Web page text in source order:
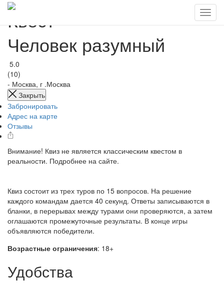
Квест
Человек разумный
5.0
(10)
- Москва, г .Москва
Закрыть
Забронировать
Адрес на карте
Отзывы
Внимание! Квиз не является классическим квестом в
реальности. Подробнее на сайте.
Квиз состоит из трех туров по 15 вопросов. На решение
каждого командам дается 40 секунд. Ответы записываются в
бланки, в перерывах между турами они проверяются, а затем
оглашаются промежуточные результаты. В конце игры
объявляются победители.
Возрастные ограничения: 18+
Удобства